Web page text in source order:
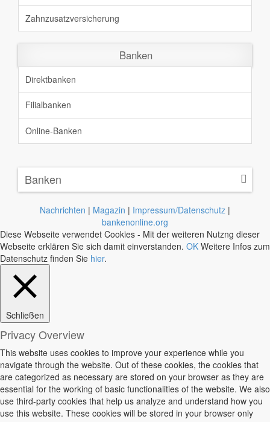
Zahnzusatzversicherung
Banken
Direktbanken
Filialbanken
Online-Banken
Banken
Nachrichten | Magazin | Impressum/Datenschutz |
bankenonline.org
Diese Webseite verwendet Cookies - Mit der weiteren Nutzng dieser
Webseite erklären Sie sich damit einverstanden. OK Weitere Infos zum
Datenschutz finden Sie hier.
Schließen
Privacy Overview
This website uses cookies to improve your experience while you
navigate through the website. Out of these cookies, the cookies that
are categorized as necessary are stored on your browser as they are
essential for the working of basic functionalities of the website. We also
use third-party cookies that help us analyze and understand how you
use this website. These cookies will be stored in your browser only